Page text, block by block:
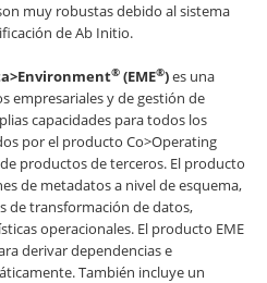
muy robustas debido al sistema
de Ab Initio.
® (EME®)es una
empresariales y de gestión de
capacidades para todos los
por el producto Co>Operating
productos de terceros. El producto
de metadatos a nivel de esquema,
de transformación de datos,
operacionales. El producto EME
derivar dependencias e
También incluye un